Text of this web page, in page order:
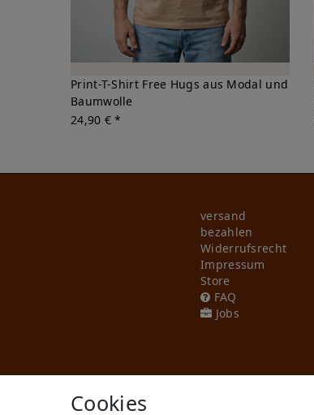
Print-T-Shirt Free Hugs aus Modal und
Baumwolle
24,90 € *
versand
bezahlen
Widerrufs­recht
Impressum
Store
FAQ
Jobs
Cookies